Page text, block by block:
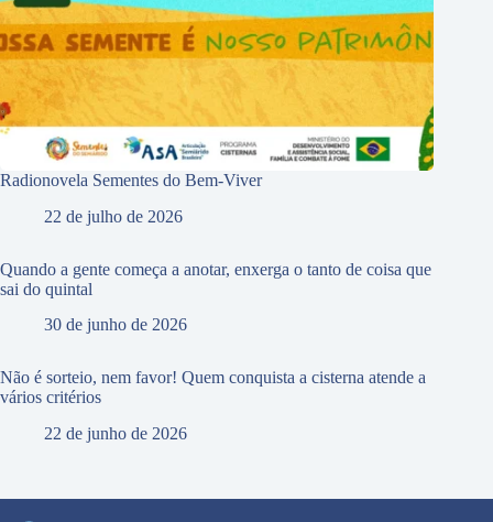
Radionovela Sementes do Bem-Viver
22 de julho de 2026
Quando a gente começa a anotar, enxerga o tanto de coisa que
sai do quintal
30 de junho de 2026
Não é sorteio, nem favor! Quem conquista a cisterna atende a
vários critérios
22 de junho de 2026